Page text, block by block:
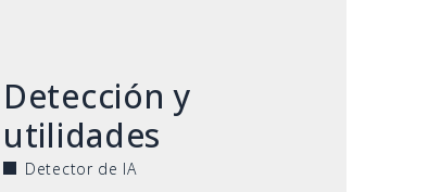
Detección y
utilidades
Detector de IA